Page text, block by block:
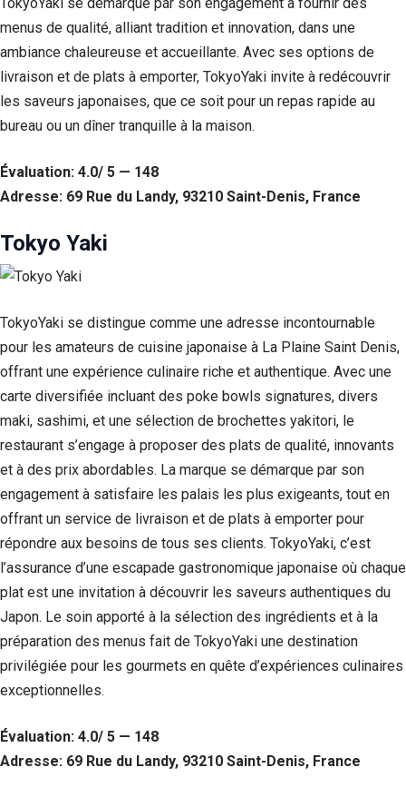
menus de qualité, alliant tradition et innovation, dans une
ambiance chaleureuse et accueillante. Avec ses options de
livraison et de plats à emporter, TokyoYaki invite à redécouvrir
les saveurs japonaises, que ce soit pour un repas rapide au
bureau ou un dîner tranquille à la maison.
Évaluation: 4.0/ 5 — 148
Adresse: 69 Rue du Landy, 93210 Saint-Denis, France
Tokyo Yaki
TokyoYaki se distingue comme une adresse incontournable
pour les amateurs de cuisine japonaise à La Plaine Saint Denis,
offrant une expérience culinaire riche et authentique. Avec une
carte diversifiée incluant des poke bowls signatures, divers
maki, sashimi, et une sélection de brochettes yakitori, le
restaurant s’engage à proposer des plats de qualité, innovants
et à des prix abordables. La marque se démarque par son
engagement à satisfaire les palais les plus exigeants, tout en
offrant un service de livraison et de plats à emporter pour
répondre aux besoins de tous ses clients. TokyoYaki, c’est
l’assurance d’une escapade gastronomique japonaise où chaque
plat est une invitation à découvrir les saveurs authentiques du
Japon. Le soin apporté à la sélection des ingrédients et à la
préparation des menus fait de TokyoYaki une destination
privilégiée pour les gourmets en quête d’expériences culinaires
exceptionnelles.
Évaluation: 4.0/ 5 — 148
Adresse: 69 Rue du Landy, 93210 Saint-Denis, France